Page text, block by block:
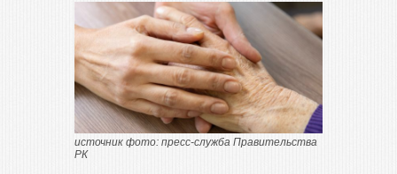
источник фото: пресс-служба Правительства
РК